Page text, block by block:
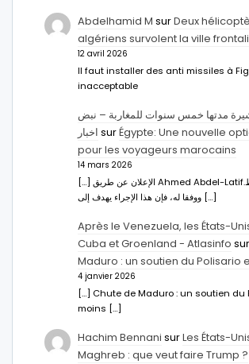
Abdelhamid M surDeux
algériens survolent la ville
12 avril 2026
Il faut installer des anti missiles à
inacceptable
مدتها خمس سنوات للمغاربة – نبض
اخبار surÉgypte: Une nouvelle
pour les voyageurs marocains
14 mars 2026
[…] الإعلان عن طريق Ahmed Abdel-Latifسفير مصر بالرباط.
ووفقا له، فإن هذا الإجراء يهدف إلى […]
Après le Venezuela, les États-
Cuba et Groenland - Atlasinfo
Maduro : un soutien du Polisario
4 janvier 2026
[…] Chute de Maduro : un soutien du
moins […]
Hachim Bennani surLes États-
Maghreb : que veut faire Trump ?